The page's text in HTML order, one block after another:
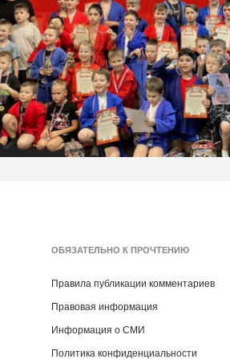
ОБЯЗАТЕЛЬНО К ПРОЧТЕНИЮ
Правила публикации комментариев
Правовая информация
Информация о СМИ
Политика конфиденциальности